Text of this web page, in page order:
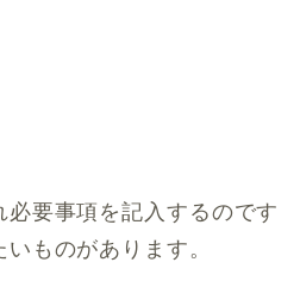
必要事項を記入するのです
ものがあります。